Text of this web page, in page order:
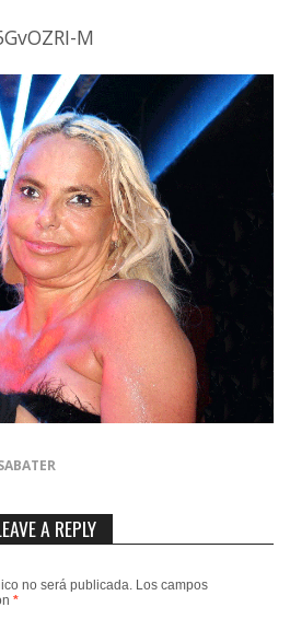
M
A REPLY
no será publicada. Los campos
*